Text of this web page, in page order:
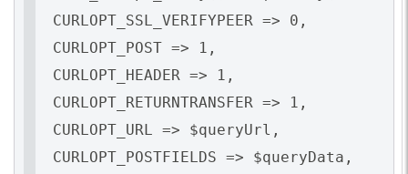
CURLOPT_SSL_VERIFYPEER => 0,
CURLOPT_POST => 1,
CURLOPT_HEADER => 1,
CURLOPT_RETURNTRANSFER => 1,
CURLOPT_URL => $queryUrl,
CURLOPT_POSTFIELDS => $queryData,